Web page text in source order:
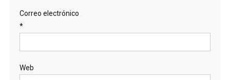
Correo electrónico
*
Web